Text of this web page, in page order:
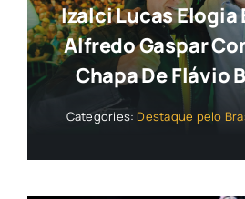
Izalci Lucas Elogia
Alfredo Gaspar
Chapa De Flávio
Categories: Destaque pelo